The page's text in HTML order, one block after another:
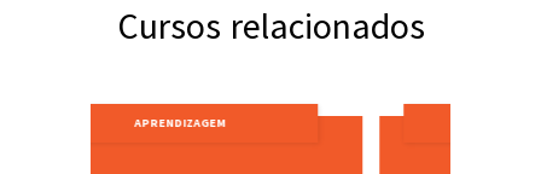
Cursos relacionados